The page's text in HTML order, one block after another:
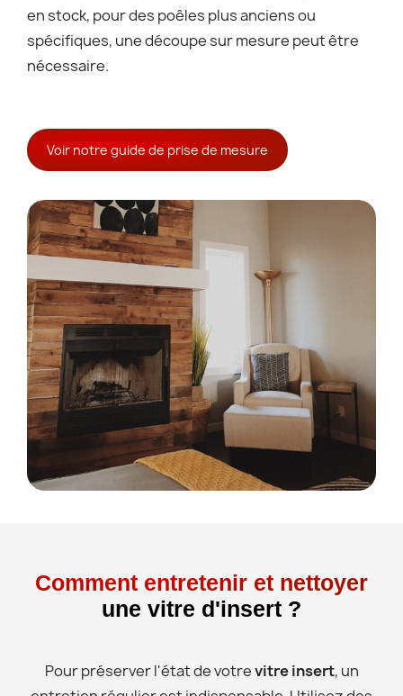
en stock, pour des poêles plus anciens ou
spécifiques, une découpe sur mesure peut être
nécessaire.
Voir notre guide de prise de mesure
Comment entretenir et nettoyer
une vitre d'insert ?
Pour préserver l'état de votrevitre insert, un